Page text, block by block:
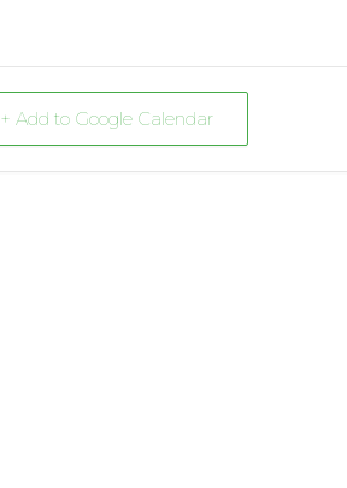
+ Add to Google Calendar